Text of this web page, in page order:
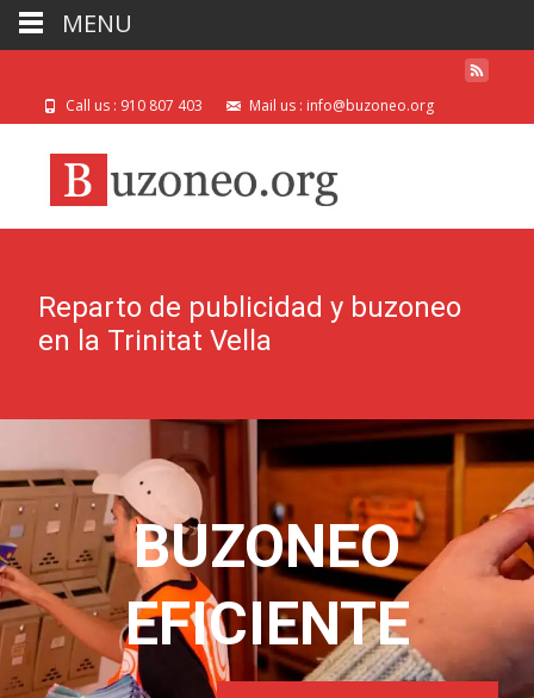
Call us : 910 807 403 Mail us : info@buzoneo.org
Reparto de publicidad y buzoneo
en la Trinitat Vella
BUZONEO
EFICIENTE
MENU